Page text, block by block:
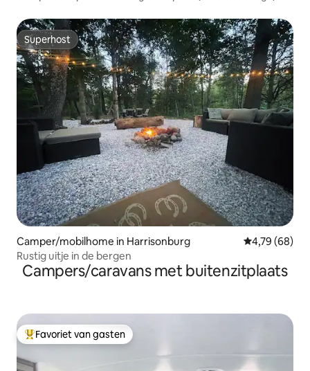
Superhost
Superhost
Camper/mobilhome in Harrisonburg Gemiddelde
4,79 (68)
Rustig uitje in de bergen
Campers/caravans met buitenzitplaats
Topfavoriet van gasten
Favoriet van gasten